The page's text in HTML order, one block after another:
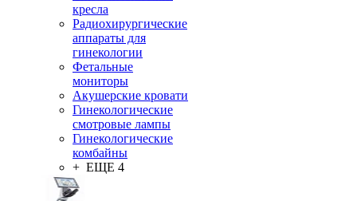
кресла
Радиохирургические
аппараты для
гинекологии
Фетальные
мониторы
Акушерские кровати
Гинекологические
смотровые лампы
Гинекологические
комбайны
+ ЕЩЕ 4